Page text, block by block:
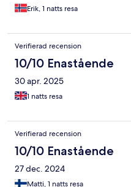
Erik, 1 natts resa
Verifierad recension
10/10 Enastående
30 apr. 2025
1 natts resa
Verifierad recension
10/10 Enastående
27 dec. 2024
Matti, 1 natts resa